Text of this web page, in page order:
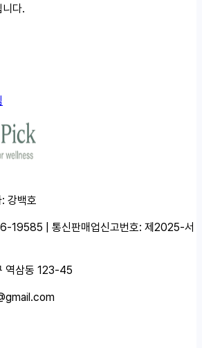
다.
강백호
19585 | 통신판매업신고번호: 제2025-서
역삼동 123-45